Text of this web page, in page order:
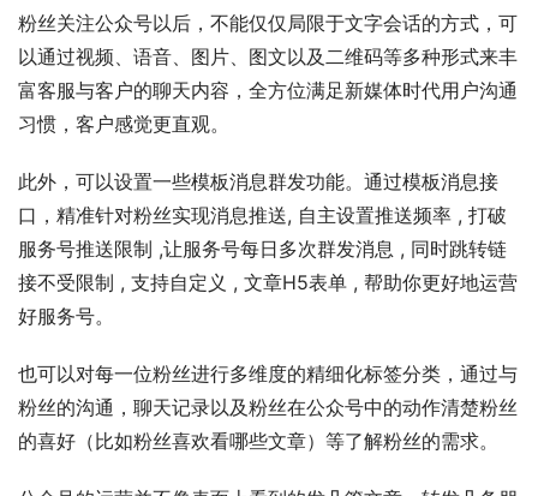
粉丝关注公众号以后，不能仅仅局限于文字会话的方式，可
以通过视频、语音、图片、图文以及二维码等多种形式来丰
富客服与客户的聊天内容，全方位满足新媒体时代用户沟通
习惯，客户感觉更直观。
此外，可以设置一些模板消息群发功能。通过模板消息接
口，精准针对粉丝实现消息推送, 自主设置推送频率 , 打破
服务号推送限制 ,让服务号每日多次群发消息 , 同时跳转链
接不受限制 , 支持自定义 , 文章H5表单 , 帮助你更好地运营
好服务号。
也可以对每一位粉丝进行多维度的精细化标签分类，通过与
粉丝的沟通，聊天记录以及粉丝在公众号中的动作清楚粉丝
的喜好（比如粉丝喜欢看哪些文章）等了解粉丝的需求。